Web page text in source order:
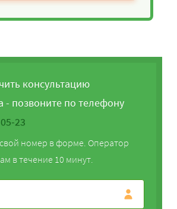
консультацию
- позвоните по телефону
23
номер в форме. Оператор
в течение 10 минут.